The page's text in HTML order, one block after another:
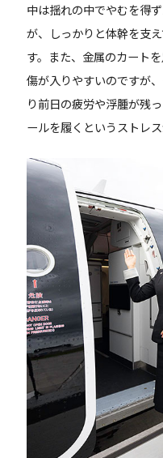
中は揺れの中でやむを得
が、しっかりと体幹を支
す。また、金属のカート
傷が入りやすいのですが
り前日の疲労や浮腫が残
ールを履くというストレ